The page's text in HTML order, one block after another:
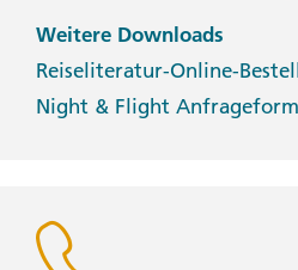
Weitere Downloads
Reiseliteratur-Online-
Night & Flight